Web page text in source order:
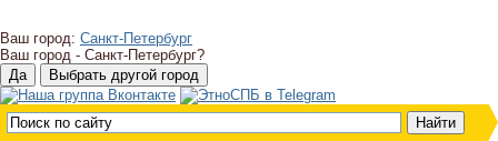
Ваш город: Санкт-Петербург
Ваш город - Санкт-Петербург?